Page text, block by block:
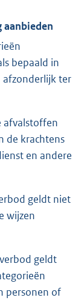
bepaald in
afzonderlijk ter
afvalstoffen
de krachtens
en andere
geldt niet
wijzen
geldt
personen of